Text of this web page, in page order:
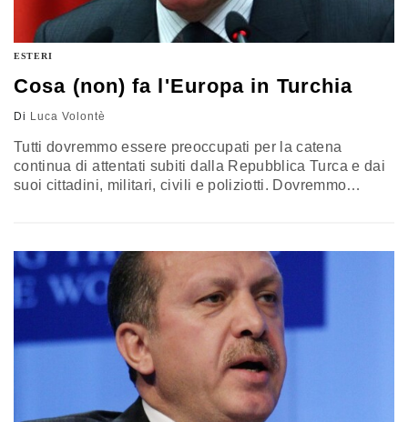
ESTERI
Cosa (non) fa l'Europa in Turchia
Di Luca Volontè
Tutti dovremmo essere preoccupati per la catena
continua di attentati subiti dalla Repubblica Turca e dai
suoi cittadini, militari, civili e poliziotti. Dovremmo
propagande dei massmedia che, in Italia come nei
Paesi europei, tendono a distrarci…